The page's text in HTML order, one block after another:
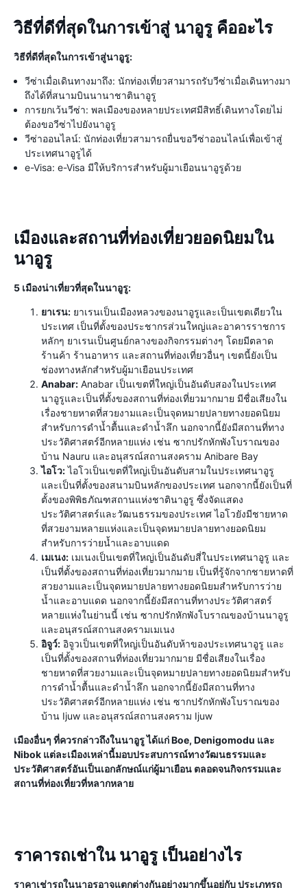
วิธีที่ดีที่สุดในการเข้าสู่ นาอูรู คืออะไร
วิธีที่ดีที่สุดในการเข้าสู่นาอูรู:
วีซ่าเมื่อเดินทางมาถึง: นักท่องเที่ยวสามารถรับวีซ่าเมื่อเดินทางมา
ถึงได้ที่สนามบินนานาชาตินาอูรู
การยกเว้นวีซ่า: พลเมืองของหลายประเทศมีสิทธิ์เดินทางโดยไม่
ต้องขอวีซ่าไปยังนาอูรู
วีซ่าออนไลน์: นักท่องเที่ยวสามารถยื่นขอวีซ่าออนไลน์เพื่อเข้าสู่
ประเทศนาอูรูได้
e-Visa: e-Visa มีให้บริการสำหรับผู้มาเยือนนาอูรูด้วย
เมืองและสถานที่ท่องเที่ยวยอดนิยมใน
นาอูรู
5 เมืองน่าเที่ยวที่สุดในนาอูรู:
ยาเรน: ยาเรนเป็นเมืองหลวงของนาอูรูและเป็นเขตเดียวใน
ประเทศ เป็นที่ตั้งของประชากรส่วนใหญ่และอาคารราชการ
หลักๆ ยาเรนเป็นศูนย์กลางของกิจกรรมต่างๆ โดยมีตลาด
ร้านค้า ร้านอาหาร และสถานที่ท่องเที่ยวอื่นๆ เขตนี้ยังเป็น
ช่องทางหลักสำหรับผู้มาเยือนประเทศ
Anabar: Anabar เป็นเขตที่ใหญ่เป็นอันดับสองในประเทศ
นาอูรูและเป็นที่ตั้งของสถานที่ท่องเที่ยวมากมาย มีชื่อเสียงใน
เรื่องชายหาดที่สวยงามและเป็นจุดหมายปลายทางยอดนิยม
สำหรับการดำน้ำตื้นและดำน้ำลึก นอกจากนี้ยังมีสถานที่ทาง
ประวัติศาสตร์อีกหลายแห่ง เช่น ซากปรักหักพังโบราณของ
บ้าน Nauru และอนุสรณ์สถานสงคราม Anibare Bay
ไอโว:ไอโวเป็นเขตที่ใหญ่เป็นอันดับสามในประเทศนาอูรู
และเป็นที่ตั้งของสนามบินหลักของประเทศ นอกจากนี้ยังเป็นที่
ตั้งของพิพิธภัณฑสถานแห่งชาตินาอูรู ซึ่งจัดแสดง
ประวัติศาสตร์และวัฒนธรรมของประเทศ ไอโวยังมีชายหาด
ที่สวยงามหลายแห่งและเป็นจุดหมายปลายทางยอดนิยม
สำหรับการว่ายน้ำและอาบแดด
เมเนง: เมเนงเป็นเขตที่ใหญ่เป็นอันดับสี่ในประเทศนาอูรู และ
เป็นที่ตั้งของสถานที่ท่องเที่ยวมากมาย เป็นที่รู้จักจากชายหาดที่
สวยงามและเป็นจุดหมายปลายทางยอดนิยมสำหรับการว่าย
น้ำและอาบแดด นอกจากนี้ยังมีสถานที่ทางประวัติศาสตร์
หลายแห่งในย่านนี้ เช่น ซากปรักหักพังโบราณของบ้านนาอูรู
และอนุสรณ์สถานสงครามเมเนง
อิจูว์: อิจูวเป็นเขตที่ใหญ่เป็นอันดับห้าของประเทศนาอูรู และ
เป็นที่ตั้งของสถานที่ท่องเที่ยวมากมาย มีชื่อเสียงในเรื่อง
ชายหาดที่สวยงามและเป็นจุดหมายปลายทางยอดนิยมสำหรับ
การดำน้ำตื้นและดำน้ำลึก นอกจากนี้ยังมีสถานที่ทาง
ประวัติศาสตร์อีกหลายแห่ง เช่น ซากปรักหักพังโบราณของ
บ้าน Ijuw และอนุสรณ์สถานสงคราม Ijuw
เมืองอื่นๆ ที่ควรกล่าวถึงในนาอูรู ได้แก่ Boe, Denigomodu และ
Nibok แต่ละเมืองเหล่านี้มอบประสบการณ์ทางวัฒนธรรมและ
ประวัติศาสตร์อันเป็นเอกลักษณ์แก่ผู้มาเยือน ตลอดจนกิจกรรมและ
สถานที่ท่องเที่ยวที่หลากหลาย
ราคารถเช่าใน นาอูรู เป็นอย่างไร
ราคาเช่ารถในนาอูรูอาจแตกต่างกันอย่างมากขึ้นอยู่กับ ประเภทรถ